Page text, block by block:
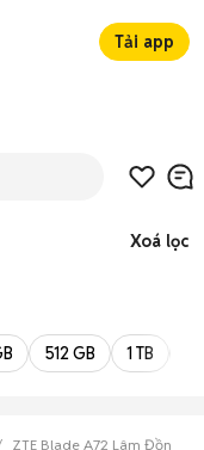
Tải app
Xoá lọc
512 GB 1 TB
ZTE Blade A72 Lâm Đồng